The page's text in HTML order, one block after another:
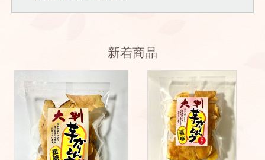
新着商品